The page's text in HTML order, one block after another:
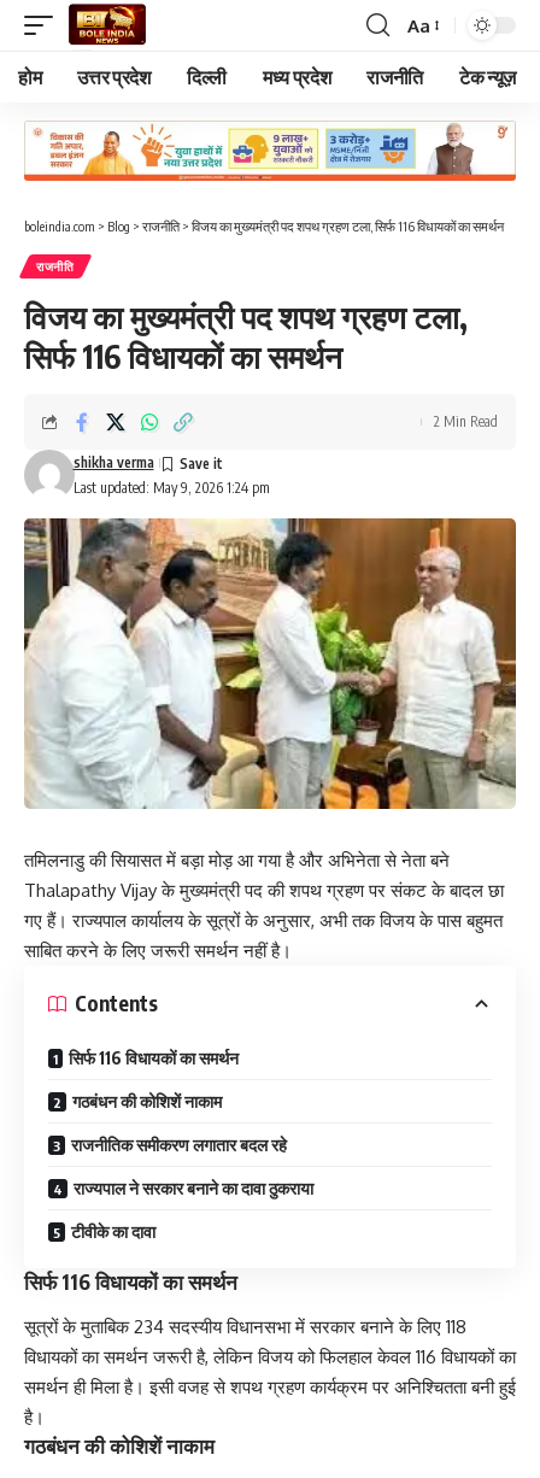
Font
Resizer
Aa
होम उत्तर प्रदेश दिल्ली मध्य प्रदेश राजनीति टेक न्यूज़
boleindia.com > Blog > राजनीति> विजय का मुख्यमंत्री पद शपथ ग्रहण टला, सिर्फ 116 विधायकों का समर्थन
राजनीति
विजय का मुख्यमंत्री पद शपथ ग्रहण टला,
सिर्फ 116 विधायकों का समर्थन
Last updated: May 9, 2026 1:24 pm
shikha verma
2 Min Read
तमिलनाडु की सियासत में बड़ा मोड़ आ गया है और अभिनेता से नेता बने
Thalapathy Vijay के मुख्यमंत्री पद की शपथ ग्रहण पर संकट के बादल छा
गए हैं। राज्यपाल कार्यालय के सूत्रों के अनुसार, अभी तक विजय के पास बहुमत
साबित करने के लिए जरूरी समर्थन नहीं है।
Contents
सिर्फ 116 विधायकों का समर्थन
गठबंधन की कोशिशें नाकाम
राजनीतिक समीकरण लगातार बदल रहे
राज्यपाल ने सरकार बनाने का दावा ठुकराया
टीवीके का दावा
सिर्फ 116 विधायकों का समर्थन
सूत्रों के मुताबिक 234 सदस्यीय विधानसभा में सरकार बनाने के लिए 118
विधायकों का समर्थन जरूरी है, लेकिन विजय को फिलहाल केवल 116 विधायकों का
समर्थन ही मिला है। इसी वजह से शपथ ग्रहण कार्यक्रम पर अनिश्चितता बनी हुई
है।
गठबंधन की कोशिशें नाकाम